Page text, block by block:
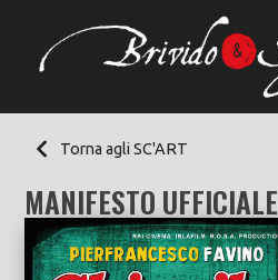
Torna agli SC'ART
MANIFESTO UFFICIALE